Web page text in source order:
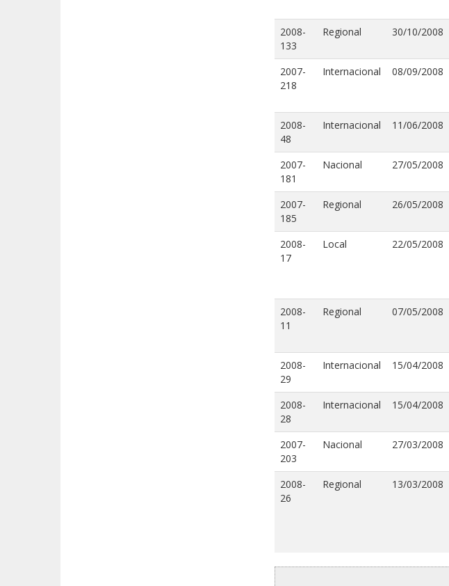
2008-
133
Regional 30/10/2008
2007-
218
Internacional 08/09/2008
2008-
48
Internacional 11/06/2008
2007-
181
Nacional 27/05/2008
2007-
185
Regional 26/05/2008
2008-
17
Local 22/05/2008
2008-
11
Regional 07/05/2008
2008-
29
Internacional 15/04/2008
2008-
28
Internacional 15/04/2008
2007-
203
Nacional 27/03/2008
2008-
26
Regional 13/03/2008